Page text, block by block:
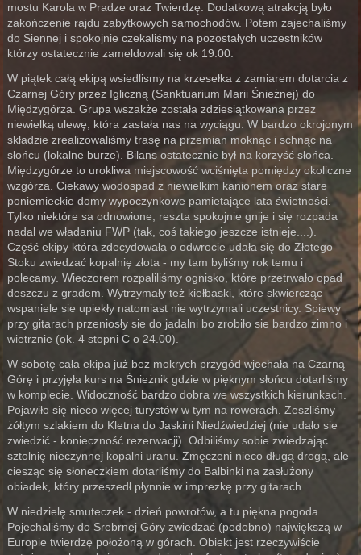
mostu Karola w Pradze oraz Twierdzę. Dodatkową atrakcją było
zakończenie rajdu zabytkowych samochodów. Potem zajechaliśmy
do Siennej i spokojnie czekaliśmy na pozostałych uczestników
którzy ostatecznie zameldowali się ok 19.00.
W piątek całą ekipą wsiedlismy na krzesełka z zamiarem dotarcia z
Czarnej Góry przez Igliczną (Sanktuarium Marii Śnieżnej) do
Międzygórza. Grupa wszakże została zdziesiątkowana przez
niewielką ulewę, która zastała nas na wyciągu. W bardzo okrojonym
składzie zrealizowaliśmy trasę na przemian moknąc i schnąc na
słońcu (lokalne burze). Bilans ostatecznie był na korzyść słońca.
Międzygórze to urokliwa miejscowość wciśnięta pomiędzy okoliczne
wzgórza. Ciekawy wodospad z niewielkim kanionem oraz stare
poniemieckie domy wypoczynkowe pamietające lata świetności.
Tylko niektóre sa odnowione, reszta spokojnie gnije i się rozpada
nadal we władaniu FWP (tak, coś takiego jeszcze istnieje....).
Część ekipy która zdecydowała o odwrocie udała się do Złotego
Stoku zwiedzać kopalnię złota - my tam byliśmy rok temu i
polecamy. Wieczorem rozpaliliśmy ognisko, które przetrwało opad
deszczu z gradem. Wytrzymały też kiełbaski, które skwiercząc
wspaniele sie upiekły natomiast nie wytrzymali uczestnicy. Spiewy
przy gitarach przeniosły sie do jadalni bo zrobiło sie bardzo zimno i
wietrznie (ok. 4 stopni C o 24.00).
W sobotę cała ekipa już bez mokrych przygód wjechała na Czarną
Górę i przyjęła kurs na Śnieżnik gdzie w pięknym słońcu dotarliśmy
w komplecie. Widoczność bardzo dobra we wszystkich kierunkach.
Pojawiło się nieco więcej turystów w tym na rowerach. Zeszliśmy
żółtym szlakiem do Kletna do Jaskini Niedźwiedziej (nie udało sie
zwiedzić - konieczność rezerwacji). Odbiliśmy sobie zwiedzając
sztolnię nieczynnej kopalni uranu. Zmęczeni nieco długą drogą, ale
ciesząc się słoneczkiem dotarliśmy do Balbinki na zasłużony
obiadek, który przeszedł płynnie w imprezkę przy gitarach.
W niedzielę smuteczek - dzień powrotów, a tu piękna pogoda.
Pojechaliśmy do Srebrnej Góry zwiedzać (podobno) największą w
Europie twierdzę położoną w górach. Obiekt jest rzeczywiście